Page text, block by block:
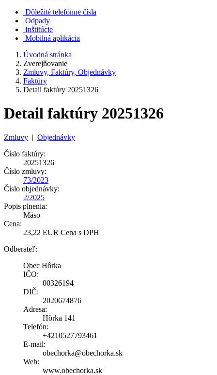
Dôležité telefónne čísla
Odpady
Inštitúcie
Mobilná aplikácia
Úvodná stránka
Zverejňovanie
Zmluvy, Faktúry, Objednávky
Faktúry
Detail faktúry 20251326
Detail faktúry 20251326
Zmluvy | Objednávky
Číslo faktúry:
20251326
Číslo zmluvy:
73/2023
Číslo objednávky:
2/2025
Popis plnenia:
Mäso
Cena:
23,22 EUR Cena s DPH
Odberateľ:
Obec Hôrka
IČO:
00326194
DIČ:
2020674876
Adresa:
Hôrka 141
Telefón:
+4210527793461
E-mail:
obechorka@obechorka.sk
Web:
www.obechorka.sk